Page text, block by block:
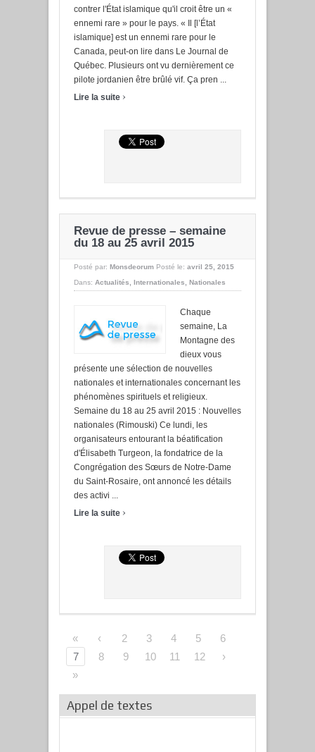
contrer l'État islamique qu'il croit être un «
ennemi rare » pour le pays. « Il [l’État
islamique] est un ennemi rare pour le
Canada, peut-on lire dans Le Journal de
Québec. Plusieurs ont vu dernièrement ce
pilote jordanien être brûlé vif. Ça pren ...
Lire la suite ›
Revue de presse – semaine
du 18 au 25 avril 2015
Posté par: Monsdeorum Posté le: avril 25, 2015
Dans: Actualités, Internationales, Nationales
Chaque
semaine, La
Montagne des
dieux vous
présente une sélection de nouvelles
nationales et internationales concernant les
phénomènes spirituels et religieux.
Semaine du 18 au 25 avril 2015 : Nouvelles
nationales (Rimouski) Ce lundi, les
organisateurs entourant la béatification
d'Élisabeth Turgeon, la fondatrice de la
Congrégation des Sœurs de Notre-Dame
du Saint-Rosaire, ont annoncé les détails
des activi ...
Lire la suite ›
« ‹ 2 3 4 5
6
7
8 9 10 11 12
›
»
Appel de textes